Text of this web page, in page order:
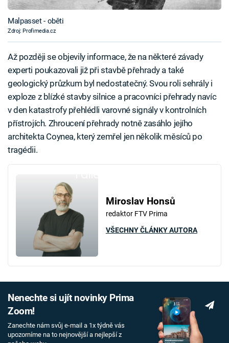
Malpasset - oběti
Zdroj: Profimedia.cz
Až později se objevily informace, že na některé závady
experti poukazovali již při stavbě přehrady a také
geologický průzkum byl nedostatečný. Svou roli sehrály i
exploze z blízké stavby silnice a pracovníci přehrady navíc
v den katastrofy přehlédli varovné signály v kontrolních
přístrojích. Zhroucení přehrady notně zasáhlo jejího
architekta Coynea, který zemřel jen několik měsíců po
tragédii.
Miroslav Honsů
redaktor FTV Prima
VŠECHNY ČLÁNKY AUTORA
Nenechte si ujít novinky Prima
Zoom!
Zanechte nám svůj e-mail a 1x týdně vás
upozorníme na to nejnovější a nejlepší z